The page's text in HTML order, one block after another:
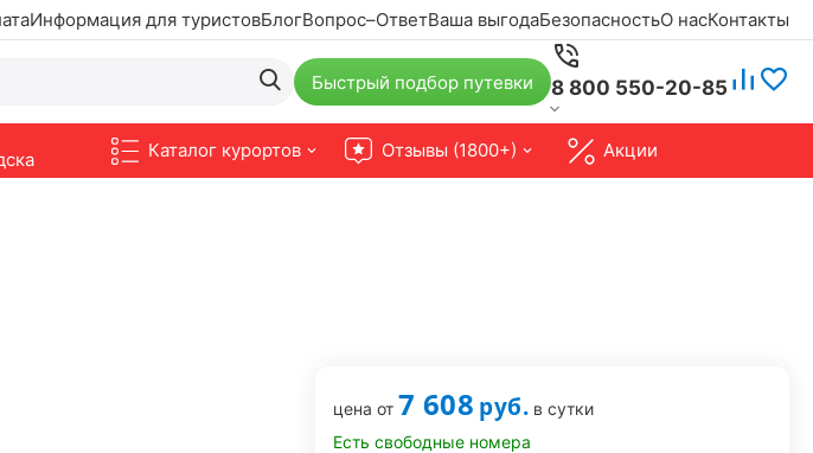
Информация для туристовБлогВопрос–ОтветВаша выгодаБезопасностьО насКонтакты
Быстрый подбор путевки 8 800 550-20-85
Каталог курортов Отзывы (1800+) Акции
цена от 7 608 руб. в сутки
Есть свободные номера